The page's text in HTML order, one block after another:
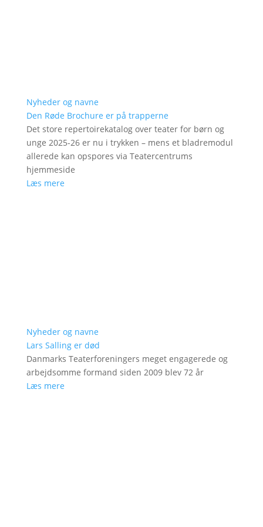
Nyheder og navne
Den Røde Brochure er på trapperne
Det store repertoirekatalog over teater for børn og
unge 2025-26 er nu i trykken – mens et bladremodul
allerede kan opspores via Teatercentrums
hjemmeside
Læs mere
Nyheder og navne
Lars Salling er død
Danmarks Teaterforeningers meget engagerede og
arbejdsomme formand siden 2009 blev 72 år
Læs mere